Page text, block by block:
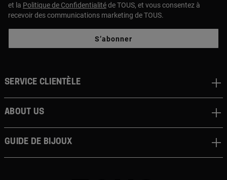
et la Politique de Confidentialitéde TOUS, et vous consentez à
recevoir des communications marketing de TOUS.
S’abonner
Service clientèle
About us
Guide de bijoux